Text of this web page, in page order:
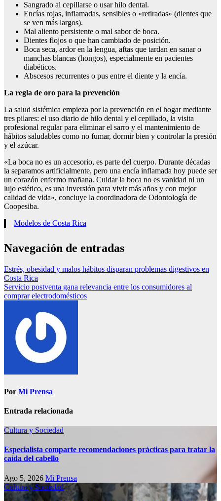
Sangrado al cepillarse o usar hilo dental.
Encías rojas, inflamadas, sensibles o «retiradas» (dientes que
se ven más largos).
Mal aliento persistente o mal sabor de boca.
Dientes flojos o que han cambiado de posición.
Boca seca, ardor en la lengua, aftas que tardan en sanar o
manchas blancas (hongos), especialmente en pacientes
diabéticos.
Abscesos recurrentes o pus entre el diente y la encía.
La regla de oro para la prevención
La salud sistémica empieza por la prevención en el hogar mediante
tres pilares: el uso diario de hilo dental y el cepillado, la visita
profesional regular para eliminar el sarro y el mantenimiento de
hábitos saludables como no fumar, dormir bien y controlar la presión
y el azúcar.
«La boca no es un accesorio, es parte del cuerpo. Durante décadas
la separamos artificialmente, pero una encía inflamada hoy puede ser
un corazón enfermo mañana. Cuidar la boca no es vanidad ni un
lujo estético, es una inversión para vivir más años y con mejor
calidad de vida», concluye la coordinadora de Odontología de
Coopesiba.
Modelos de Costa Rica
Navegación de entradas
Estrés, obesidad y malos hábitos disparan problemas digestivos en
Costa Rica
Servicio postventa gana relevancia entre los consumidores al
comprar electrodomésticos
Por Mi Prensa
Entrada relacionada
Cultura y Sociedad
Especialista comparte recomendaciones prácticas para tratar la
caída del cabello
Ago 5, 2026 Mi Prensa
Cultura y Sociedad